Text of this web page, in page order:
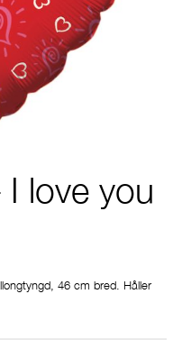
love you
46 cm bred. Håller